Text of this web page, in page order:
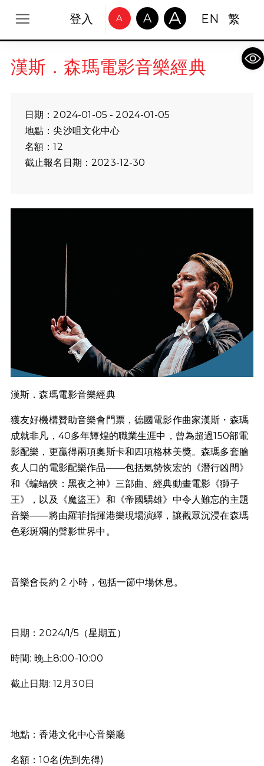
登入 A A A EN 繁
漢斯．森瑪電影音樂經典
日期：2024-01-05 - 2024-01-05
地點：尖沙咀文化中心
名額：12
截止報名日期：2023-12-30
漢斯．森瑪電影音樂經典
獲友好機構贊助音樂會門票，德國電影作曲家漢斯・森瑪
成就非凡，40多年輝煌的職業生涯中，曾為超過150部電
影配樂，更贏得兩項奧斯卡和四項格林美獎。森瑪多套膾
炙人口的電影配樂作品——包括氣勢恢宏的《潛行凶間》
和《蝙蝠俠：黑夜之神》三部曲、經典動畫電影《獅子
王》，以及《魔盜王》和《帝國驕雄》中令人難忘的主題
音樂——將由羅菲指揮港樂現場演繹，讓觀眾沉浸在森瑪
色彩斑斕的聲影世界中。
音樂會長約 2 小時，包括一節中場休息。
日期：2024/1/5（星期五）
時間: 晚上8:00-10:00
截止日期: 12月30日
地點：香港文化中心音樂廳
名額：10名(先到先得)